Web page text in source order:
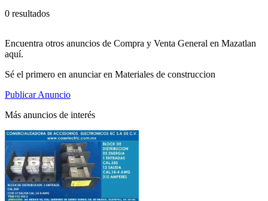
0 resultados
Encuentra otros anuncios de Compra y Venta General en Mazatlan
aquí.
Sé el primero en anunciar en Materiales de construccion
Publicar Anuncio
Más anuncios de interés